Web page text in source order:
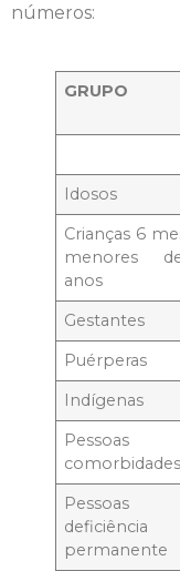
números:
GRUPO
Idosos
Crianças 6
menores
anos
Gestantes
Puérperas
Indígenas
Pessoas
comorbidades
Pessoas
deficiência
permanente